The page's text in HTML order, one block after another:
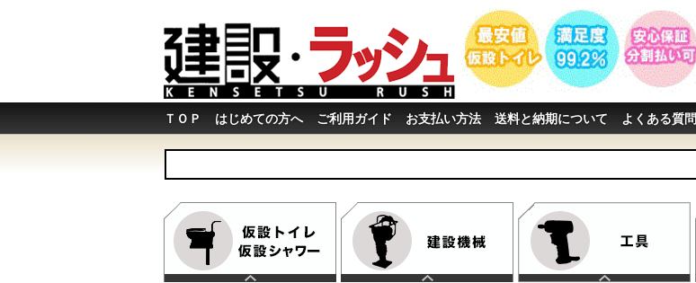
ＴＯＰ はじめての方へ ご利用ガイド お支払い方法 送料と納期について よくある質問